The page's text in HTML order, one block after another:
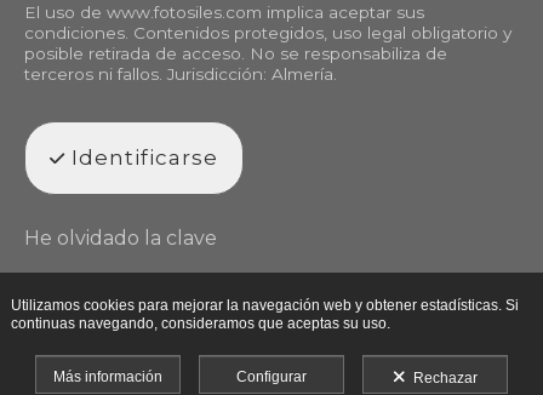
El uso de www.fotosiles.com implica aceptar sus
condiciones. Contenidos protegidos, uso legal obligatorio y
posible retirada de acceso. No se responsabiliza de
terceros ni fallos. Jurisdicción: Almería.
Identificarse
He olvidado la clave
Utilizamos cookies para mejorar la navegación web y obtener estadísticas. Si
continuas navegando, consideramos que aceptas su uso.
Más información Configurar Rechazar